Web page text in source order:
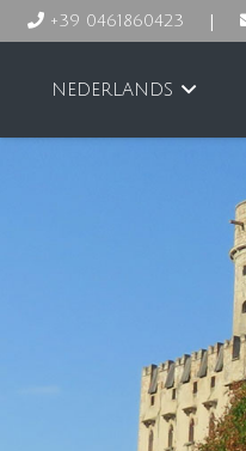
+39 0461860423 |
NEDERLANDS